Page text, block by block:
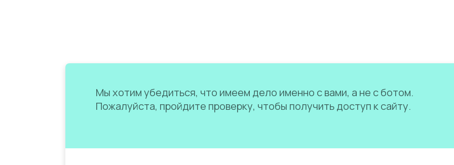
Мы хотим убедиться, что имеем дело именно с вами, а не с ботом.
Пожалуйста, пройдите проверку, чтобы получить доступ к сайту.